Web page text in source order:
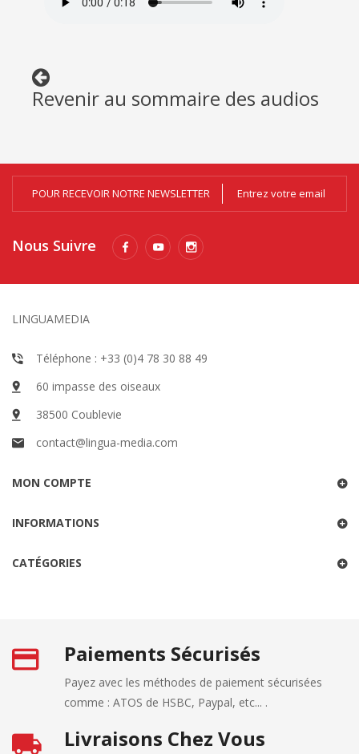
Revenir au sommaire des audios
POUR RECEVOIR NOTRE NEWSLETTER
Nous Suivre
LINGUAMEDIA
Téléphone : +33 (0)4 78 30 88 49
60 impasse des oiseaux
38500 Coublevie
contact@lingua-media.com
MON COMPTE
INFORMATIONS
CATÉGORIES
Paiements Sécurisés
Payez avec les méthodes de paiement sécurisées
comme : ATOS de HSBC, Paypal, etc... .
Livraisons Chez Vous